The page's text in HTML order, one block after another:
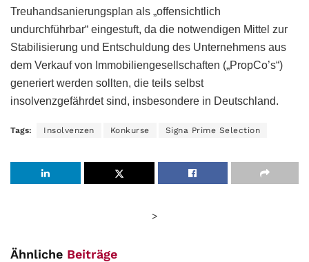
Treuhandsanierungsplan als „offensichtlich
undurchführbar“ eingestuft, da die notwendigen Mittel zur
Stabilisierung und Entschuldung des Unternehmens aus
dem Verkauf von Immobiliengesellschaften („PropCo’s“)
generiert werden sollten, die teils selbst
insolvenzgefährdet sind, insbesondere in Deutschland.
Tags: Insolvenzen Konkurse Signa Prime Selection
>
Ähnliche Beiträge